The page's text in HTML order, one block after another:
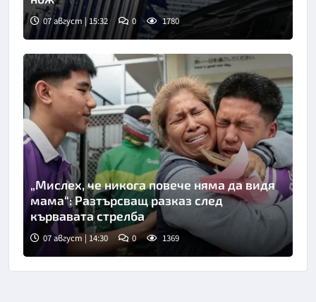
Снимка: АП/БТА
07 август | 15:32 0 1780
„Мислех, че никога повече няма да видя
мама“: Разтърсващ разказ след
кървавата стрелба
07 август | 14:30 0 1369